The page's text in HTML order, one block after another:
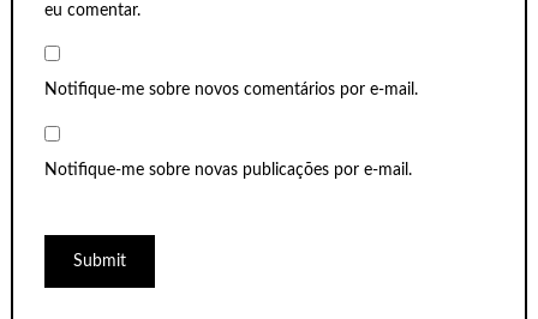
eu comentar.
Notifique-me sobre novos comentários por e-mail.
Notifique-me sobre novas publicações por e-mail.